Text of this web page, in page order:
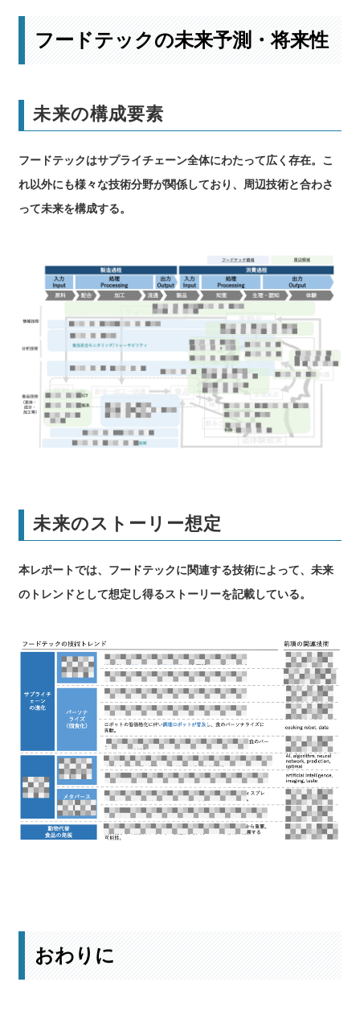
フードテックの未来予測・将来性
未来の構成要素
フードテックはサプライチェーン全体にわたって広く存在。こ
れ以外にも様々な技術分野が関係しており、周辺技術と合わさ
って未来を構成する。
未来のストーリー想定
本レポートでは、フードテックに関連する技術によって、未来
のトレンドとして想定し得るストーリーを記載している。
おわりに